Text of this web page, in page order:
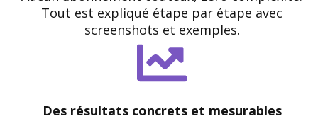
Tout est expliqué étape par étape avec
screenshots et exemples.
Des résultats concrets et mesurables